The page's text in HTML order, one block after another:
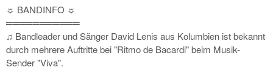
☼ BANDINFO ☼
═══════════
♫ Bandleader und Sänger David Lenis aus Kolumbien ist bekannt
durch mehrere Auftritte bei "Ritmo de Bacardi" beim Musik-
Sender "Viva".